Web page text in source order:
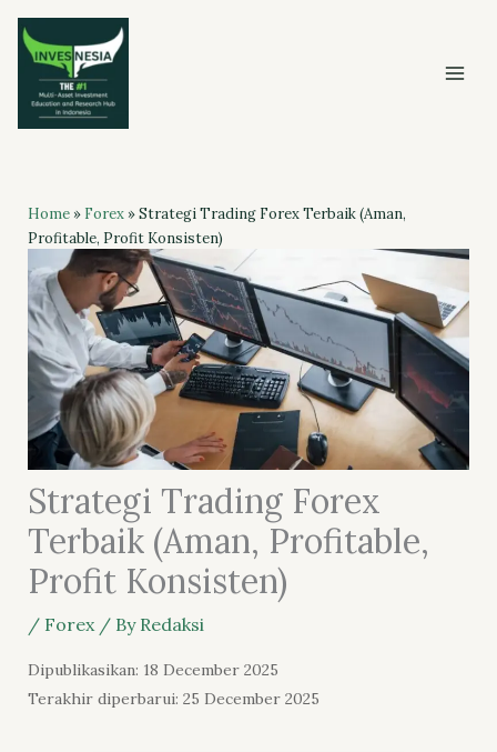
Skip
content
Home» Forex»Strategi Trading Forex Terbaik (Aman,
Profitable, Profit Konsisten)
Strategi Trading Forex
Terbaik (Aman, Profitable,
Profit Konsisten)
/ Forex/ By Redaksi
Dipublikasikan: 18 December 2025
Terakhir diperbarui: 25 December 2025